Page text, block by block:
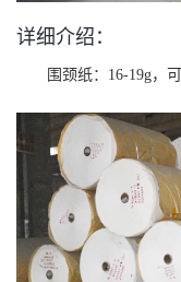
详细介绍：
围颈纸：16-19g，